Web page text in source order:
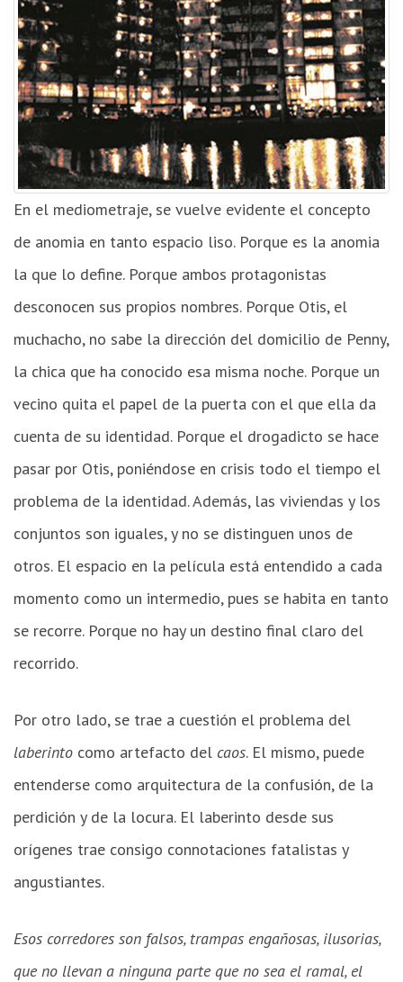
En el mediometraje, se vuelve evidente el concepto
de anomia en tanto espacio liso. Porque es la anomia
la que lo define. Porque ambos protagonistas
desconocen sus propios nombres. Porque Otis, el
muchacho, no sabe la dirección del domicilio de Penny,
la chica que ha conocido esa misma noche. Porque un
vecino quita el papel de la puerta con el que ella da
cuenta de su identidad. Porque el drogadicto se hace
pasar por Otis, poniéndose en crisis todo el tiempo el
problema de la identidad. Además, las viviendas y los
conjuntos son iguales, y no se distinguen unos de
otros. El espacio en la película está entendido a cada
momento como un intermedio, pues se habita en tanto
se recorre. Porque no hay un destino final claro del
recorrido.
Por otro lado, se trae a cuestión el problema del
laberinto como artefacto del caos. El mismo, puede
entenderse como arquitectura de la confusión, de la
perdición y de la locura. El laberinto desde sus
orígenes trae consigo connotaciones fatalistas y
angustiantes.
Esos corredores son falsos, trampas engañosas, ilusorias,
que no llevan a ninguna parte que no sea el ramal, el